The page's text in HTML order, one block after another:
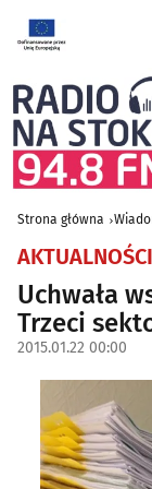
Strona główna
AKTUALNOŚCI
Uchwała
Trzeci
2015.01.22 00:00